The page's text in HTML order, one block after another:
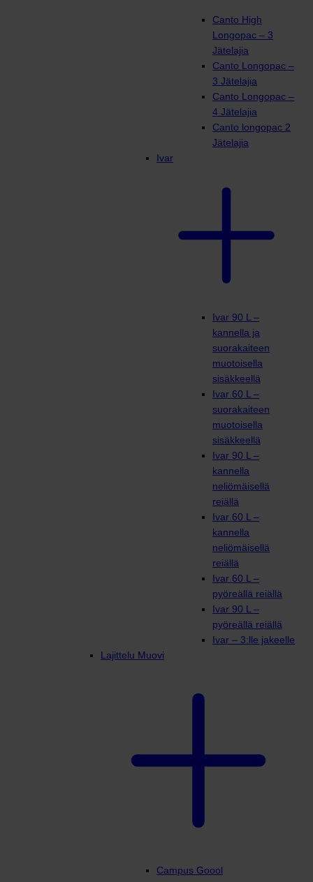
Canto High
Longopac – 3
Jätelajia
Canto Longopac –
3 Jätelajia
Canto Longopac –
4 Jätelajia
Canto longopac 2
Jätelajia
Ivar
Ivar 90 L –
kannella ja
suorakaiteen
muotoisella
sisäkkeellä
Ivar 60 L –
suorakaiteen
muotoisella
sisäkkeellä
Ivar 90 L –
kannella
neliömäisellä
reiällä
Ivar 60 L –
kannella
neliömäisellä
reiällä
Ivar 60 L –
pyöreällä reiällä
Ivar 90 L –
pyöreällä reiällä
Ivar – 3:lle jakeelle
Lajittelu Muovi
Campus Goool